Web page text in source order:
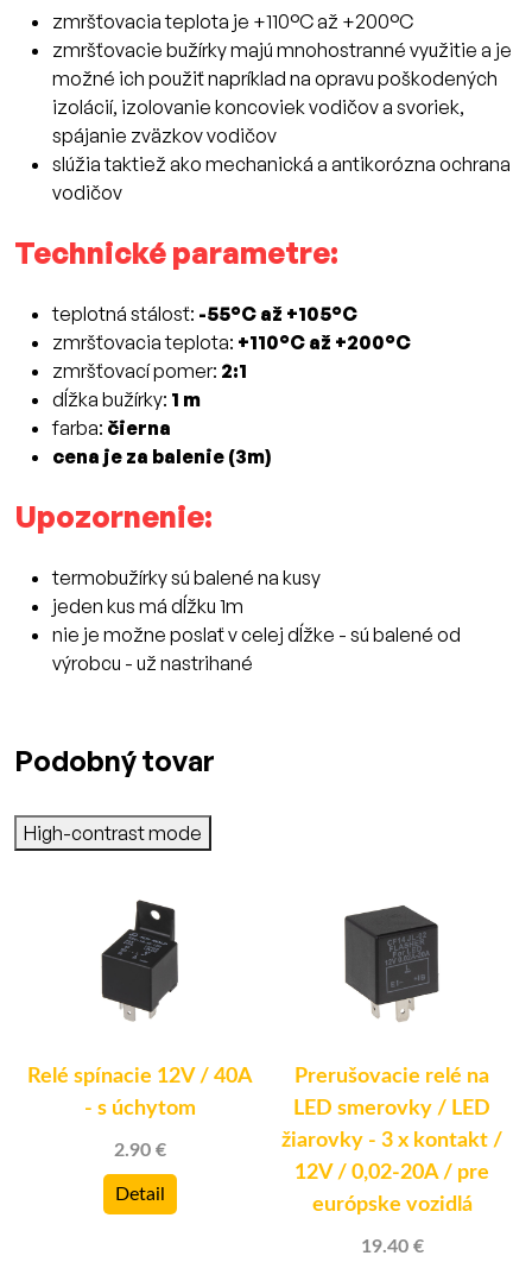
zmršťovacia teplota je +110°C až +200°C
zmršťovacie bužírky majú mnohostranné využitie a je
možné ich použiť napríklad na opravu poškodených
izolácií, izolovanie koncoviek vodičov a svoriek,
spájanie zväzkov vodičov
slúžia taktiež ako mechanická a antikorózna ochrana
vodičov
Technické parametre:
teplotná stálosť: -55°C až +105°C
zmršťovacia teplota: +110°C až +200°C
zmršťovací pomer: 2:1
dĺžka bužírky: 1 m
farba: čierna
cena je za balenie (3m)
Upozornenie:
termobužírky sú balené na kusy
jeden kus má dĺžku 1m
nie je možne poslať v celej dĺžke - sú balené od
výrobcu - už nastrihané
Podobný tovar
High-contrast mode
Relé spínacie 12V / 40A
- s úchytom
2.90 €
Detail
Prerušovacie relé na
LED smerovky / LED
žiarovky - 3 x kontakt /
12V / 0,02-20A / pre
európske vozidlá
19.40 €